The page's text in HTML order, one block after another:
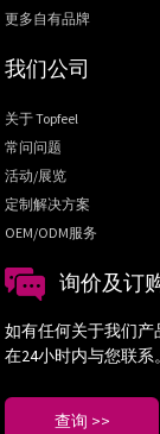
更多自有品牌
我们公司
关于 Topfeel
常问问题
活动/展览
定制解决方案
OEM/ODM服务
询价及订
如有任何关于我们
在24小时内与您联系。
查询 >>